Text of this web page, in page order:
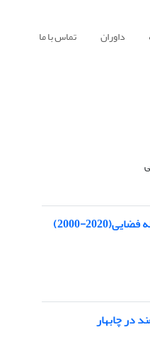
داوران تماس با ما
2000)
در چابهار